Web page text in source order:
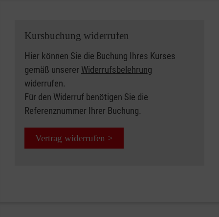
Kursbuchung widerrufen
Hier können Sie die Buchung Ihres Kurses
gemäß unserer Widerrufsbelehrung
widerrufen.
Für den Widerruf benötigen Sie die
Referenznummer Ihrer Buchung.
Vertrag widerrufen >